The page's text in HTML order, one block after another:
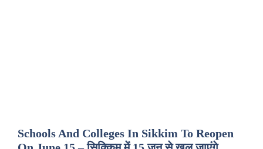
Schools And Colleges In Sikkim To Reopen